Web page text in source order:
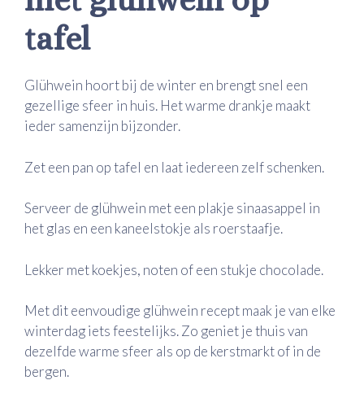
tafel
Glühwein hoort bij de winter en brengt snel een
gezellige sfeer in huis. Het warme drankje maakt
ieder samenzijn bijzonder.
Zet een pan op tafel en laat iedereen zelf schenken.
Serveer de glühwein met een plakje sinaasappel in
het glas en een kaneelstokje als roerstaafje.
Lekker met koekjes, noten of een stukje chocolade.
Met dit eenvoudige glühwein recept maak je van elke
winterdag iets feestelijks. Zo geniet je thuis van
dezelfde warme sfeer als op de kerstmarkt of in de
bergen.